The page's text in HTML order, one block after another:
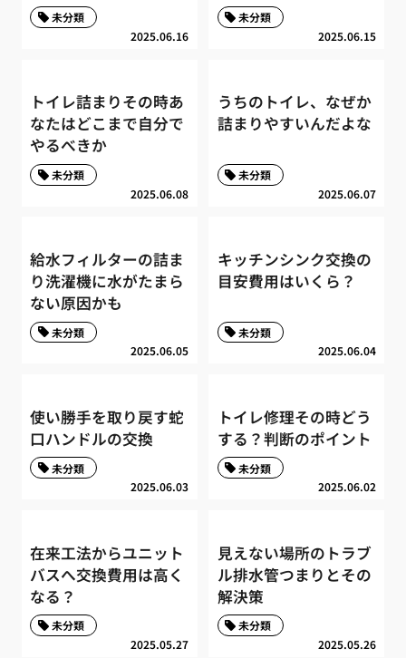
2025.06.16
未分類
2025.06.15
未分類
トイレ詰まりその時あ
なたはどこまで自分で
やるべきか
2025.06.08
未分類
うちのトイレ、なぜか
詰まりやすいんだよな
2025.06.07
未分類
給水フィルターの詰ま
り洗濯機に水がたまら
ない原因かも
2025.06.05
未分類
キッチンシンク交換の
目安費用はいくら？
2025.06.04
未分類
使い勝手を取り戻す蛇
口ハンドルの交換
2025.06.03
未分類
トイレ修理その時どう
する？判断のポイント
2025.06.02
未分類
在来工法からユニット
バスへ交換費用は高く
なる？
2025.05.27
未分類
見えない場所のトラブ
ル排水管つまりとその
解決策
2025.05.26
未分類